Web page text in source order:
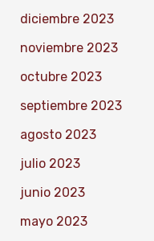
diciembre 2023
noviembre 2023
octubre 2023
septiembre 2023
agosto 2023
julio 2023
junio 2023
mayo 2023